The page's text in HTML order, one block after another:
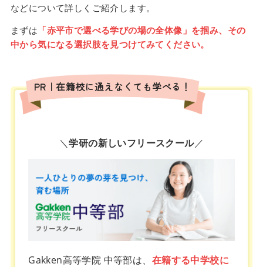
などについて詳しくご紹介します。
まずは 「赤平市で選べる学びの場の全体像」を掴み、その
中から気になる選択肢を見つけてみてください。
PR｜在籍校に通えなくても学べる！
＼学研の新しいフリースクール／
Gakken高等学院 中等部は、 在籍する中学校に